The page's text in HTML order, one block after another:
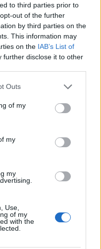
to third parties prior to
out of the further
by third parties on the
This information may
on the IAB’s List of
further disclose it to other
Outs
of my
my
my
Use,
of my
with the
u odnosu na ostale
(pastrmka, štuka,
– objašnjava mama
“Žena Blic”.
da pliva, zaista jedini
se roditelji sa tvitera.